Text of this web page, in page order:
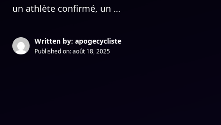
un athlète confirmé, un …
Written by: apogecycliste
Published on:août 18, 2025